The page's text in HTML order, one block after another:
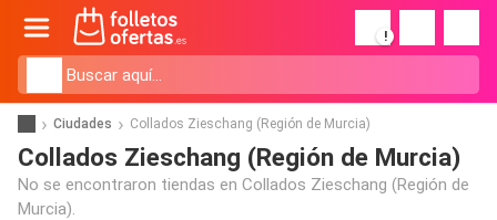
!
Ciudades Collados Zieschang (Región de Murcia)
Collados Zieschang (Región de Murcia)
No se encontraron tiendas en Collados Zieschang (Región de
Murcia).